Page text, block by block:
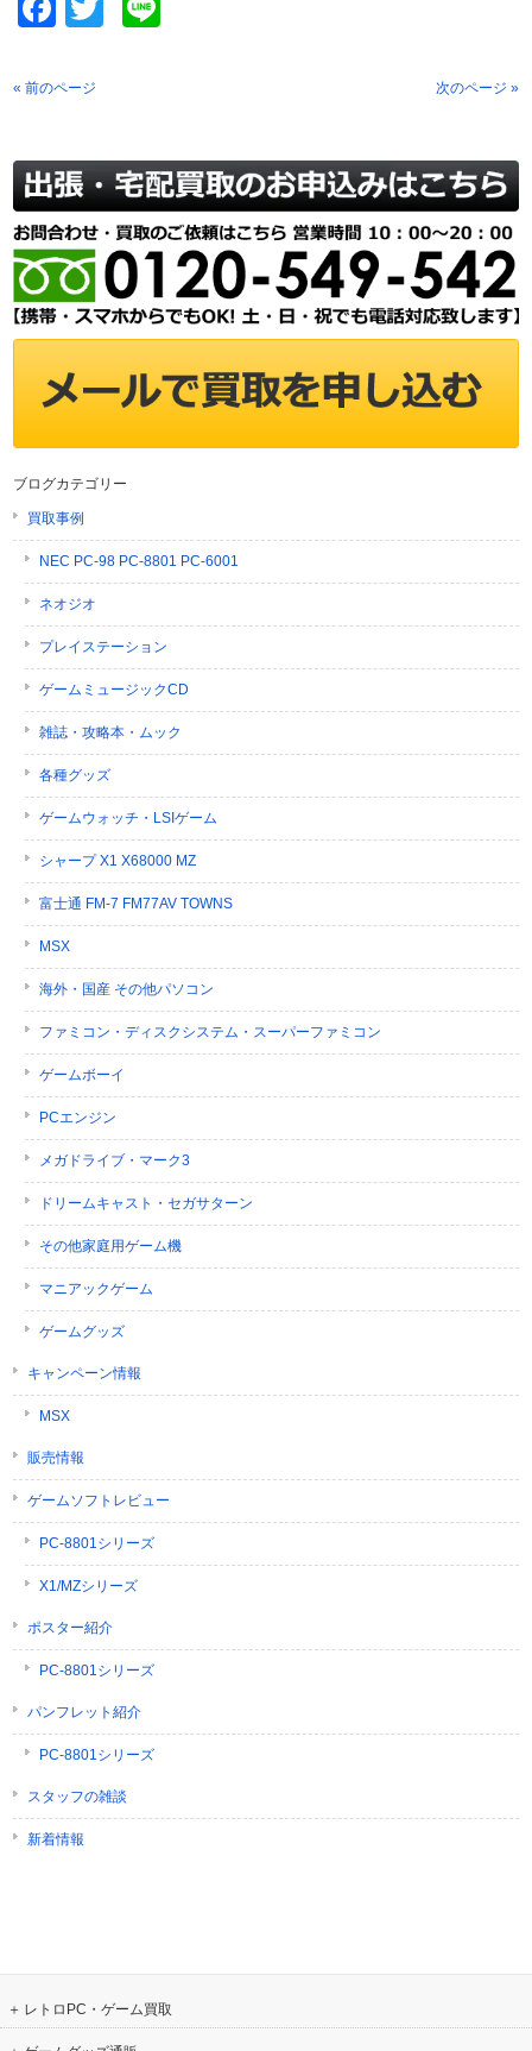
Facebook
Twitter
« 前のページ 次のページ »
ブログカテゴリー
買取事例
NEC PC-98 PC-8801 PC-6001
ネオジオ
プレイステーション
ゲームミュージックCD
雑誌・攻略本・ムック
各種グッズ
ゲームウォッチ・LSIゲーム
シャープ X1 X68000 MZ
富士通 FM-7 FM77AV TOWNS
MSX
海外・国産 その他パソコン
ファミコン・ディスクシステム・スーパーファミコン
ゲームボーイ
PCエンジン
メガドライブ・マーク3
ドリームキャスト・セガサターン
その他家庭用ゲーム機
マニアックゲーム
ゲームグッズ
キャンペーン情報
MSX
販売情報
ゲームソフトレビュー
PC-8801シリーズ
X1/MZシリーズ
ポスター紹介
PC-8801シリーズ
パンフレット紹介
PC-8801シリーズ
スタッフの雑談
新着情報
レトロPC・ゲーム買取